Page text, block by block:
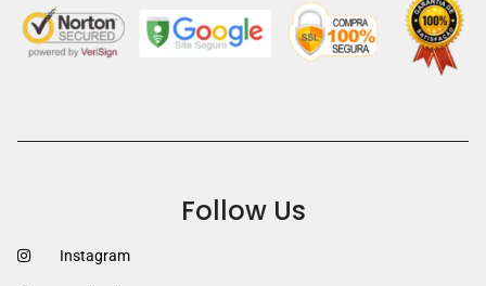
Follow Us
Instagram